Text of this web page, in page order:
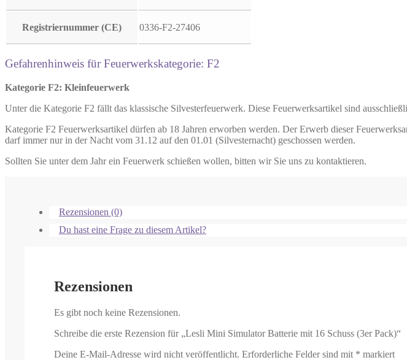
Registriernummer (CE) 0336-F2-27406
Gefahrenhinweis für Feuerwerkskategorie: F2
Kategorie F2: Kleinfeuerwerk
Unter die Kategorie F2 fällt das klassische Silvesterfeuerwerk. Diese Feuerwerksartikel sind
Kategorie F2 Feuerwerksartikel dürfen ab 18 Jahren erworben werden. Der Erwerb dieser
darf immer nur in der Nacht vom 31.12 auf den 01.01 (Silvesternacht) geschossen werden.
Sollten Sie unter dem Jahr ein Feuerwerk schießen wollen, bitten wir Sie uns zu kontaktieren.
Rezensionen (0)
Du hast eine Frage zu diesem Artikel?
Rezensionen
Es gibt noch keine Rezensionen.
Schreibe die erste Rezension für „Lesli Mini Simulator Batterie mit 16 Schuss (3er Pack)“
Deine E-Mail-Adresse wird nicht veröffentlicht. Erforderliche Felder sind mit * markiert